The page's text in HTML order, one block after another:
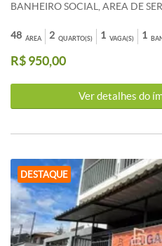
BANHEIRO SOCIAL, AREA DE
COM PISCINA, QUADRA DE
*PROXIMO AO
***OS VALORES ANUNCIADOS
983 867 630
ÁREA
48 QUARTO(S)
2 VAGA(S)
1 1
R$ 950,00
Ver detalhes do
DESTAQUE